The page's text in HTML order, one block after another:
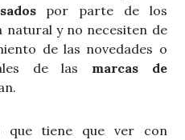
por parte de los
natural y no necesiten de
de las novedades o
de las marcas de
que tiene que ver con